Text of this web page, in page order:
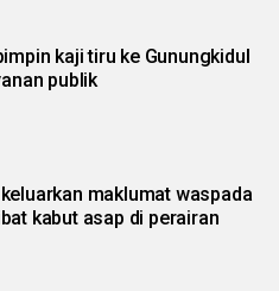
kaji tiru ke Gunungkidul
publik
maklumat waspada
kabut asap di perairan